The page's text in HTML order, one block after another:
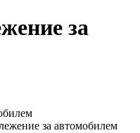
за
за автомобилем